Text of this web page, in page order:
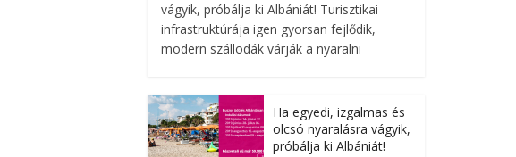
vágyik, próbálja ki Albániát! Turisztikai
infrastruktúrája igen gyorsan fejlődik,
modern szállodák várják a nyaralni
Ha egyedi, izgalmas és
olcsó nyaralásra vágyik,
próbálja ki Albániát!